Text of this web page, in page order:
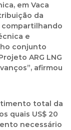
em Vaca
da
compartilhando
e
conjunto
ARG LNG
afirmou
total da
quais US$ 20
necessário